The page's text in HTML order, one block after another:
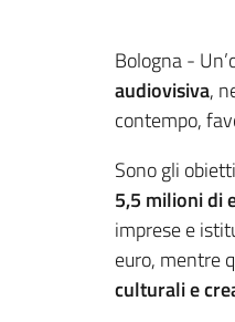
Bologna -
audiovisiva,
contempo,
Sono gli
5,5 milioni di
imprese e
euro, mentre
culturali e